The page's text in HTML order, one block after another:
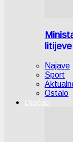
Najave
Sport
Ostalo
Otočac